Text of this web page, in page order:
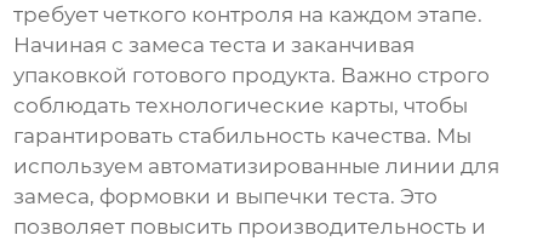
требует четкого контроля на каждом этапе.
Начиная с замеса теста и заканчивая
упаковкой готового продукта. Важно строго
соблюдать технологические карты, чтобы
гарантировать стабильность качества. Мы
используем автоматизированные линии для
замеса, формовки и выпечки теста. Это
позволяет повысить производительность и